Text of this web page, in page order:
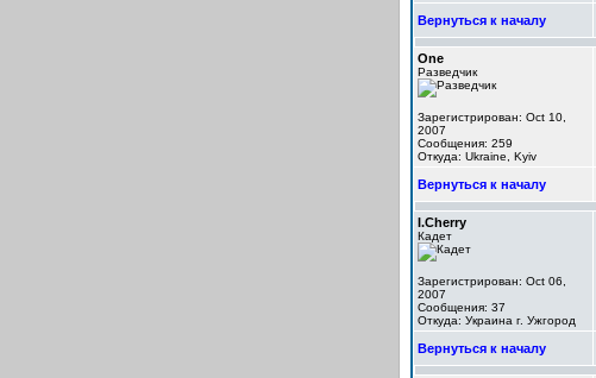
Вернуться к началу
One
Разведчик
Зарегистрирован: Oct 10,
2007
Сообщения: 259
Откуда: Ukraine, Kyiv
Вернуться к началу
I.Cherry
Кадет
Зарегистрирован: Oct 06,
2007
Сообщения: 37
Откуда: Украина г. Ужгород
Вернуться к началу